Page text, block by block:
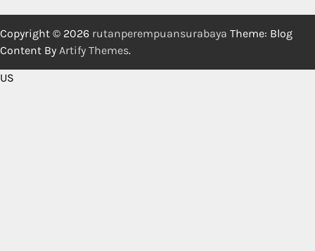
Copyright © 2026 rutanperempuansurabaya Theme: Blog
Content By Artify Themes.
US